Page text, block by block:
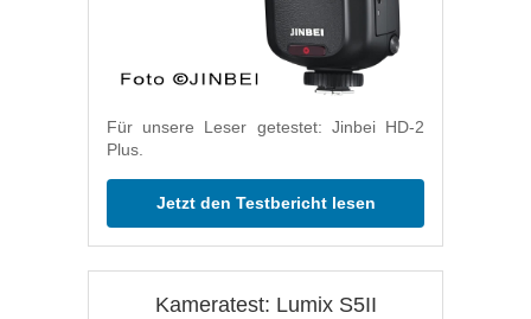
Für unsere Leser getestet: Jinbei HD-2
Plus.
Jetzt den Testbericht lesen
Kameratest: Lumix S5II